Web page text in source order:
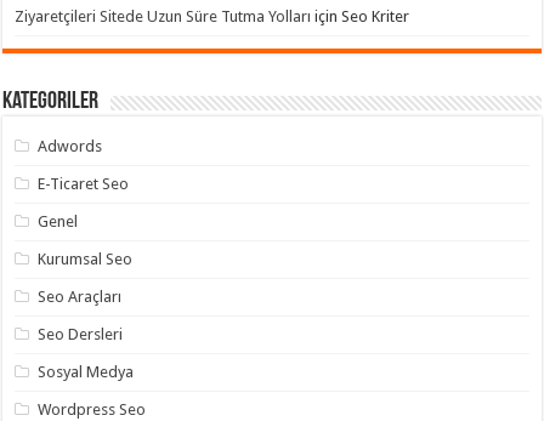
Ziyaretçileri Sitede Uzun Süre Tutma Yolları içinSeo Kriter
Kategoriler
Adwords
E-Ticaret Seo
Genel
Kurumsal Seo
Seo Araçları
Seo Dersleri
Sosyal Medya
Wordpress Seo